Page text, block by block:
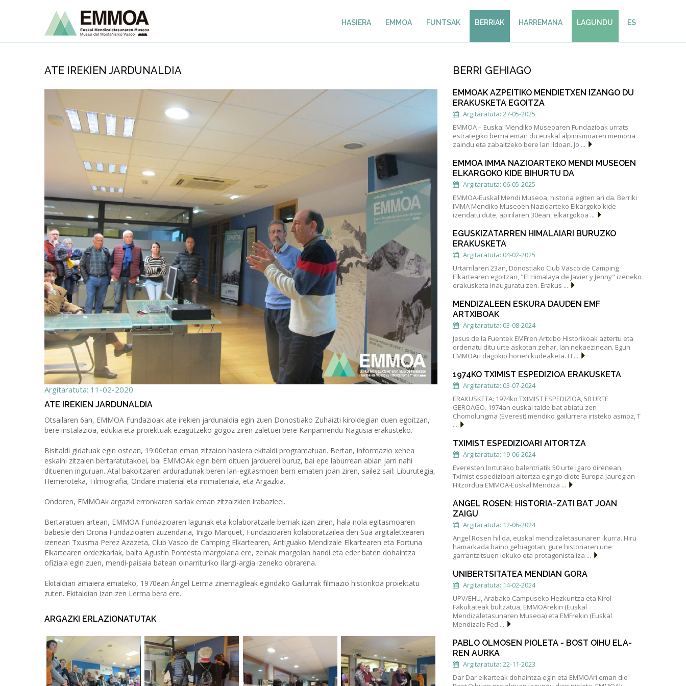
HASIERA EMMOA FUNTSAK BERRIAK HARREMANA LAGUNDU ES
ATE IREKIEN JARDUNALDIA
Argitaratuta: 11-02-2020
ATE IREKIEN JARDUNALDIA
Otsailaren 6an, EMMOA Fundazioak ate irekien jardunaldia egin zuen Donostiako Zuhaizti kiroldegian duen egoitzan,
bere instalazioa, edukia eta proiektuak ezagutzeko gogoz ziren zaletuei bere Kanpamendu Nagusia erakusteko.
Bisitaldi gidatuak egin ostean, 19:00etan eman zitzaion hasiera ekitaldi programatuari. Bertan, informazio xehea
eskaini zitzaien bertaratutakoei, bai EMMOAk egin berri dituen jarduerei buruz, bai epe laburrean abian jarri nahi
dituenen inguruan. Atal bakoitzaren arduradunak beren lan-egitasmoen berri ematen joan ziren, sailez sail: Liburutegia,
Hemeroteka, Filmografia, Ondare material eta immateriala, eta Argazkia.
Ondoren, EMMOAk argazki erronkaren sariak eman zitzaizkien irabazleei.
Bertaratuen artean, EMMOA Fundazioaren lagunak eta kolaboratzaile berriak izan ziren, hala nola egitasmoaren
babesle den Orona Fundazioaren zuzendaria, Iñigo Marquet, Fundazioaren kolaboratzailea den Sua argitaletxearen
izenean Txusma Perez Azazeta, Club Vasco de Camping Elkartearen, Antiguako Mendizale Elkartearen eta Fortuna
Elkartearen ordezkariak, baita Agustín Pontesta margolaria ere, zeinak margolan handi eta eder baten dohaintza
ofiziala egin zuen, mendi-paisaia batean oinarrituriko Ilargi-argia izeneko obrarena.
Ekitaldiari amaiera emateko, 1970ean Ángel Lerma zinemagileak egindako Gailurrak filmazio historikoa proiektatu
zuten. Ekitaldian izan zen Lerma bera ere.
ARGAZKI ERLAZIONATUTAK
BERRI GEHIAGO
EMMOAK AZPEITIKO MENDIETXEN IZANGO DU
ERAKUSKETA EGOITZA
Argitaratuta: 27-05-2025
EMMOA – Euskal Mendiko Museoaren Fundazioak urrats
estrategiko berria eman du euskal alpinismoaren memoria
zaindu eta zabaltzeko bere lan ildoan. Jo ...
EMMOA IMMA NAZIOARTEKO MENDI MUSEOEN
ELKARGOKO KIDE BIHURTU DA
Argitaratuta: 06-05-2025
EMMOA-Euskal Mendi Museoa, historia egiten ari da. Berriki
IMMA Mendiko Museoen Nazioarteko Elkargoko kide
izendatu dute, apirilaren 30ean, elkargokoa ...
EGUSKIZATARREN HIMALAIARI BURUZKO
ERAKUSKETA
Argitaratuta: 04-02-2025
Urtarrilaren 23an, Donostiako Club Vasco de Camping
Elkartearen egoitzan, "El Himalaya de Javier y Jenny" izeneko
erakusketa inauguratu zen. Erakus ...
MENDIZALEEN ESKURA DAUDEN EMF
ARTXIBOAK
Argitaratuta: 03-08-2024
Jesus de la Fuentek EMFren Artxibo Historikoak aztertu eta
ordenatu ditu urte askotan zehar, lan nekaezinean. Egun
EMMOAri dagokio horien kudeaketa. H ...
1974KO TXIMIST ESPEDIZIOA ERAKUSKETA
Argitaratuta: 03-07-2024
ERAKUSKETA: 1974ko TXIMIST ESPEDIZIOA, 50 URTE
GEROAGO. 1974an euskal talde bat abiatu zen
Chomolungma (Everest) mendiko gailurrera iristeko asmoz, T
...
TXIMIST ESPEDIZIOARI AITORTZA
Argitaratuta: 19-06-2024
Everesten lortutako balentriatik 50 urte igaro direnean,
Tximist espedizioari aitortza egingo diote Europa Jauregian
Hitzordua EMMOA-Euskal Mendiza ...
ANGEL ROSEN: HISTORIA-ZATI BAT JOAN
ZAIGU
Argitaratuta: 12-06-2024
Angel Rosen hil da, euskal mendizaletasunaren ikurra. Hiru
hamarkada baino gehiagotan, gure historiaren une
garrantzitsuen lekuko eta protagonista iza ...
UNIBERTSITATEA MENDIAN GORA
Argitaratuta: 14-02-2024
UPV/EHU, Arabako Campuseko Hezkuntza eta Kirol
Fakultateak bultzatua, EMMOArekin (Euskal
Mendizaletasunaren Museoa) eta EMFrekin (Euskal
Mendizale Fed ...
PABLO OLMOSEN PIOLETA - BOST OIHU ELA-
REN AURKA
Argitaratuta: 22-11-2023
Dar Dar elkarteak dohaintza egin eta EMMOAri eman dio